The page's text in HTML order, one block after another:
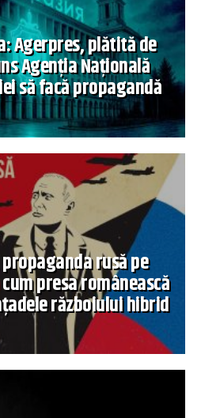
Agerpres, plătită de
Agenția Națională
să facă propagandă
rusă pe
presa românească
războiului hibrid